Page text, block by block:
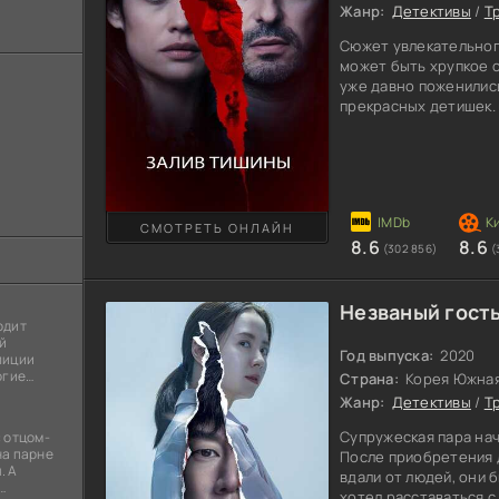
отцом-
парне
А
Жанр: Детективы /
Сюжет
может быть хрупкое
уже давно
прекрасных
гармонии. Однажды
СМОТРЕТЬ ОНЛАЙН
8.6 (302 856) 8.6
Незваный
Год выпуска: 2020
Страна: Корея
Жанр: Детективы /
Супружеская пара
После
вдали от людей, они